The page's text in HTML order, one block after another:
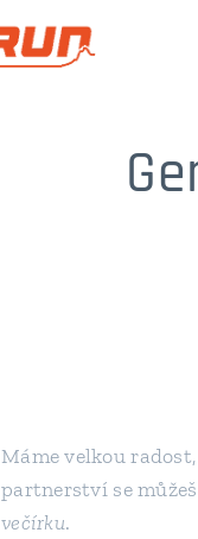
Máme velkou
partnerství se
večírku.